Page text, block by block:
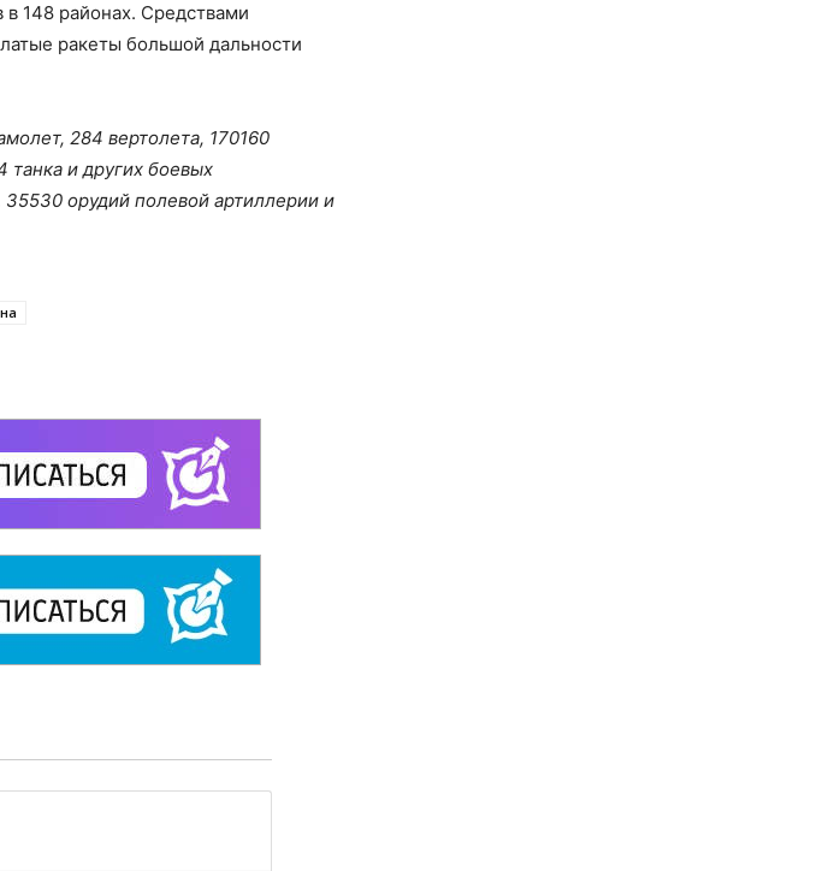
148 районах. Средствами
ракеты большой дальности
284 вертолета, 170160
танка и других боевых
орудий полевой артиллерии и